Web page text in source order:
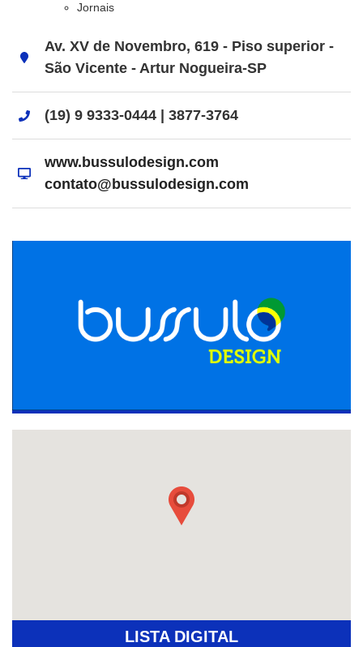
Jornais
Av. XV de Novembro, 619 - Piso superior -
São Vicente - Artur Nogueira-SP
(19) 9 9333-0444 | 3877-3764
www.bussulodesign.com
contato@bussulodesign.com
LISTA DIGITAL